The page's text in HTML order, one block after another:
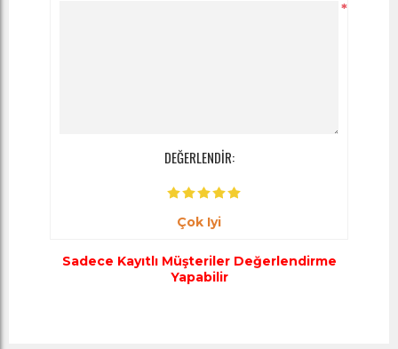
*
DEĞERLENDİR:
Çok Iyi
Sadece Kayıtlı Müşteriler Değerlendirme
Yapabilir